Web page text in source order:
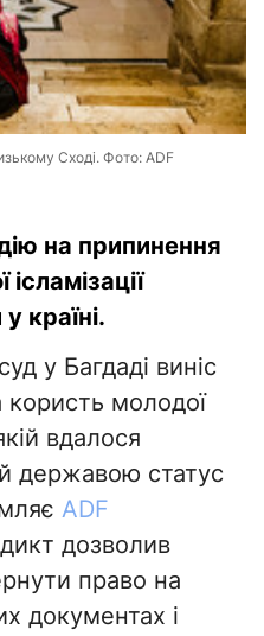
Сході. Фото: ADF
на припинення
країні.
у Багдаді виніс
користь молодої
вдалося
державою статус
ADF
дозволив
право на
документах і